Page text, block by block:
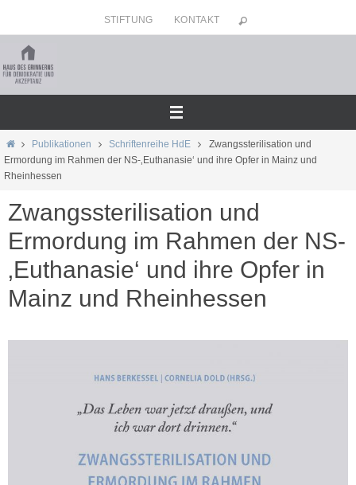
Inhalt
springen
STIFTUNG KONTAKT
HomePublikationen Schriftenreihe HdE
Zwangssterilisation und
Ermordung im Rahmen der NS-‚Euthanasie‘ und ihre Opfer in Mainz und
Rheinhessen
Zwangssterilisation und
Ermordung im Rahmen der NS-
‚Euthanasie‘ und ihre Opfer in
Mainz und Rheinhessen